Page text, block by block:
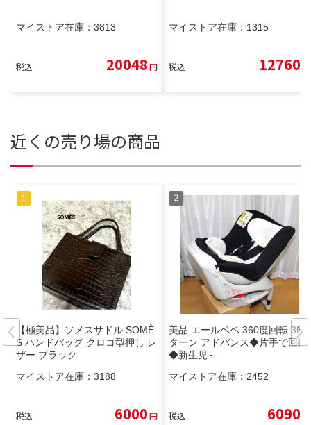
マイストア在庫： 3813
税込 20048円
マイストア在庫： 1315
税込 12760
近くの売り場の商品
【極美品】ソメスサドル SOMÈ
S ハンドバッグ クロコ型押し レ
ザー ブラック
マイストア在庫： 3188
税込 6000円
美品 エールベベ 360度回転 360
ターン アドバンス◆片手で回転
◆新生児～
マイストア在庫： 2452
税込 6090